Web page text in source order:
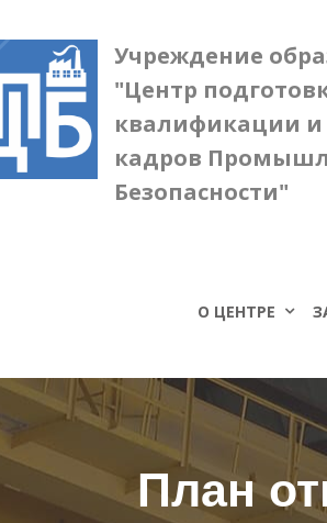
Учреждение
"Центр
квалификации и
кадров
Безопасности"
О ЦЕНТРЕ
План